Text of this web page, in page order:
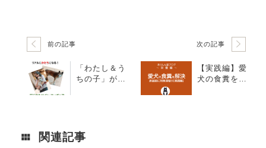
前の記事
「わたし＆う
ちの子」がリ
次の記事
【実践編】愛
犬の食糞を解
関連記事